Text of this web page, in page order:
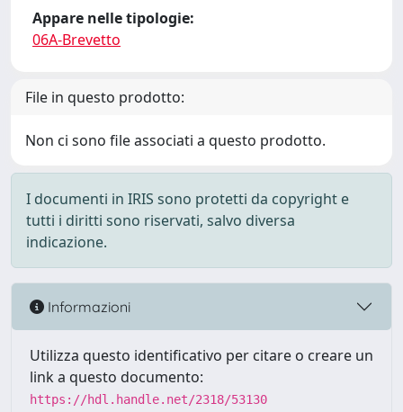
Appare nelle tipologie:
06A-Brevetto
File in questo prodotto:
Non ci sono file associati a questo prodotto.
I documenti in IRIS sono protetti da copyright e
tutti i diritti sono riservati, salvo diversa
indicazione.
Informazioni
Utilizza questo identificativo per citare o creare un
link a questo documento:
https://hdl.handle.net/2318/53130